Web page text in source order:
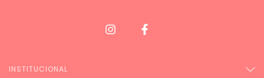
INSTITUCIONAL